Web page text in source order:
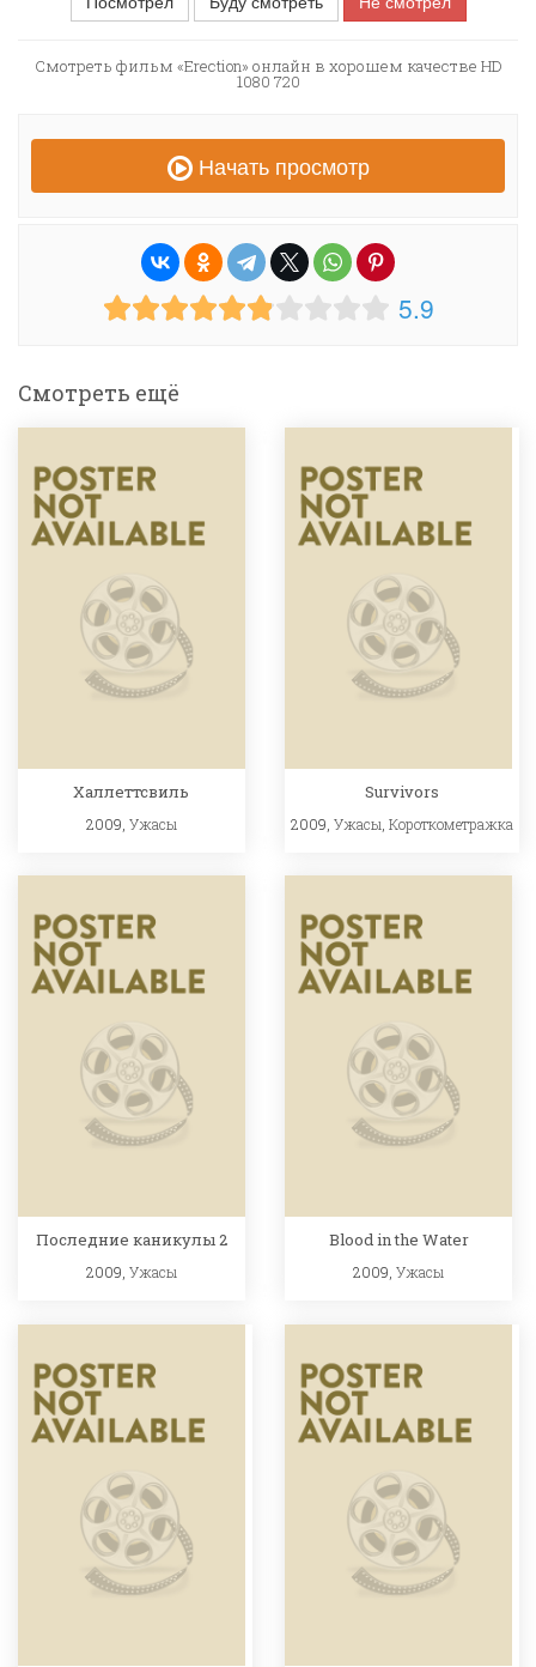
Смотреть фильм «Erection» онлайн в хорошем качестве HD
1080 720
Начать просмотр
5.9
Смотреть ещё
Халлеттсвиль
2009, Ужасы
Survivors
2009,Ужасы ,Короткометражка
Последние каникулы 2
2009, Ужасы
Blood in the Water
2009,Ужасы